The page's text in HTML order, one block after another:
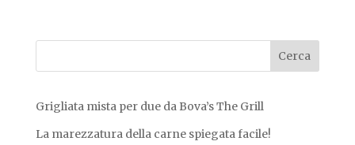
Grigliata mista per due da Bova’s The Grill
La marezzatura della carne spiegata facile!